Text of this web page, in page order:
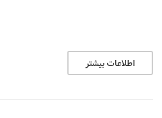
اطلاعات بیشتر